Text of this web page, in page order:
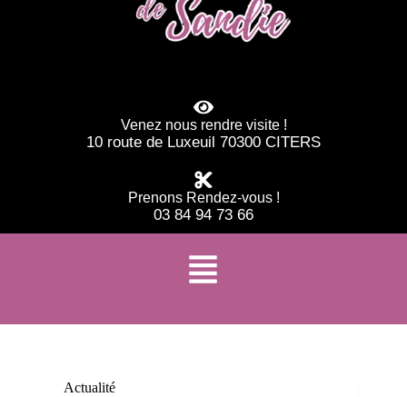
Venez nous rendre visite !
10 route de Luxeuil 70300 CITERS
Prenons Rendez-vous !
03 84 94 73 66
Actualité